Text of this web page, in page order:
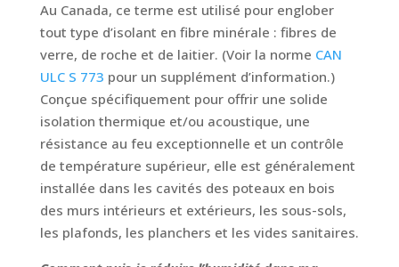
Au Canada, ce terme est utilisé pour englober
tout type d’isolant en fibre minérale : fibres de
verre, de roche et de laitier. (Voir la norme CAN
ULC S 773 pour un supplément d’information.)
Conçue spécifiquement pour offrir une solide
isolation thermique et/ou acoustique, une
résistance au feu exceptionnelle et un contrôle
de température supérieur, elle est généralement
installée dans les cavités des poteaux en bois
des murs intérieurs et extérieurs, les sous-sols,
les plafonds, les planchers et les vides sanitaires.